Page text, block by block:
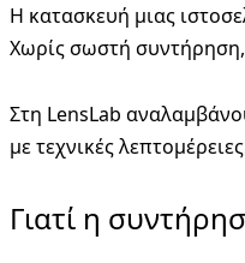
Η κατασκευή μιας
Χωρίς σωστή
Στη LensLab
με τεχνικές
Γιατί η